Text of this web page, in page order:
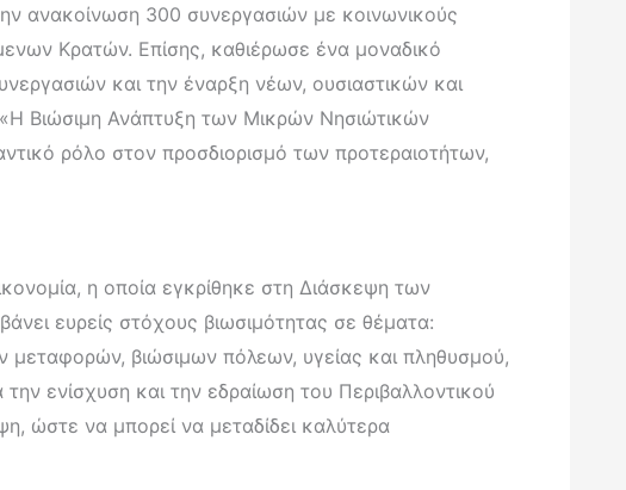
ανακοίνωση 300 συνεργασιών με κοινωνικούς
Κρατών. Επίσης, καθιέρωσε ένα μοναδικό
και την έναρξη νέων, ουσιαστικών και
Βιώσιμη Ανάπτυξη των Μικρών Νησιώτικών
ρόλο στον προσδιορισμό των προτεραιοτήτων,
η οποία εγκρίθηκε στη Διάσκεψη των
ευρείς στόχους βιωσιμότητας σε θέματα:
μεταφορών, βιώσιμων πόλεων, υγείας και πληθυσμού,
ενίσχυση και την εδραίωση του Περιβαλλοντικού
ώστε να μπορεί να μεταδίδει καλύτερα